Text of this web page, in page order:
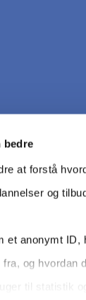
bedre
at forstå
og
anonymt ID,
og hvordan